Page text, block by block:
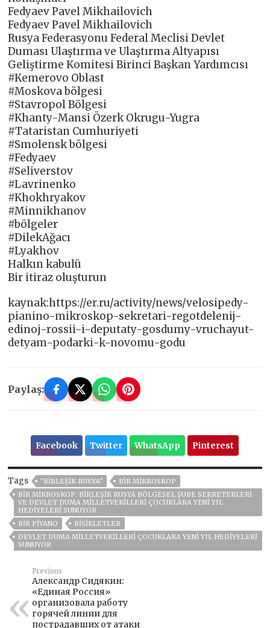
Fedyaev Pavel Mikhailovich
Fedyaev Pavel Mikhailovich
Rusya Federasyonu Federal Meclisi Devlet
Duması Ulaştırma ve Ulaştırma Altyapısı
Geliştirme Komitesi Birinci Başkan Yardımcısı
#Kemerovo Oblast
#Moskova bölgesi
#Stavropol Bölgesi
#Khanty-Mansi Özerk Okrugu-Yugra
#Tataristan Cumhuriyeti
#Smolensk bölgesi
#Fedyaev
#Seliverstov
#Lavrinenko
#Khokhryakov
#Minnikhanov
#bölgeler
#DilekAğacı
#Lyakhov
Halkın kabulü
Bir itiraz oluşturun
kaynak:https://er.ru/activity/news/velosipedy-
pianino-mikroskop-sekretari-regotdelenij-
edinoj-rossii-i-deputaty-gosdumy-vruchayut-
detyam-podarki-k-novomu-godu
Paylaş:
Facebook Twitter WhatsApp Pinterest
Tags "BIRLEŞIK RUSYA"
BIR MIKROSKOP
BIR MIKROSKOP: BIRLEŞIK RUSYA BÖLGESEL ŞUBE SEKRETERLERI
VE DEVLET DUMA MILLETVEKILLERI ÇOCUKLARA YENI YIL
HEDIYELERI SUNUYOR
BIR PIYANO
BISIKLETLER
DEVLET DUMA MILLETVEKILLERI ÇOCUKLARA YENI YIL HEDIYELERI
SUNUYOR
Previous
Александр Сидякин:
«Единая Россия»
организовала работу
горячей линии для
пострадавших от атаки